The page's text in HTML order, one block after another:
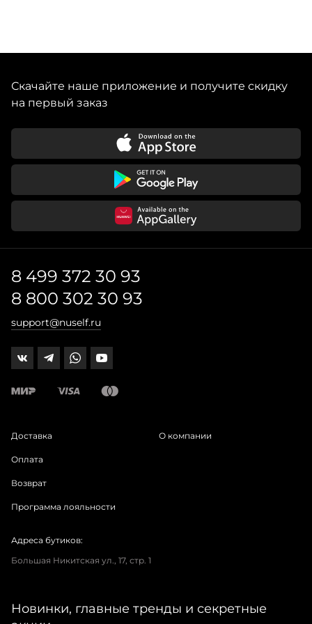
Скачайте наше приложение и получите скидку
на первый заказ
8 499 372 30 93
8 800 302 30 93
support@nuself.ru
Доставка
Оплата
Возврат
Программа лояльности
О компании
Адреса бутиков:
Большая Никитская ул., 17, стр. 1
Новинки, главные тренды и секретные